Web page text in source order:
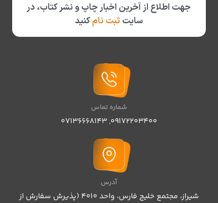
جهت اطلاع از آخرین اخبار چاپ و نشر کتاب، در
سایت ثبت نامکنید
شماره تماس
09172203400
,
07136668143
آدرس
شیراز، مجتمع خلیج فارس، واحد ۴۰۱۰ (پذیرش سفارش از